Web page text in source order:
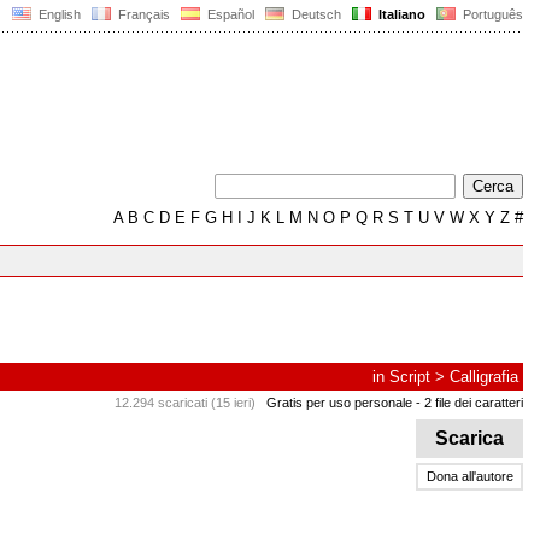
English Français Español Deutsch Italiano Português
AB C D E F G H J K L M N O P Q R S T U V W X Y Z #
in Script > Calligrafia
12.294 scaricati (15 ieri) Gratis per uso personale - 2 file dei caratteri
Scarica
Dona all'autore